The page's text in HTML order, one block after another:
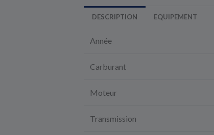
DESCRIPTION EQUIPEMENT
Année
Carburant
Moteur
Transmission